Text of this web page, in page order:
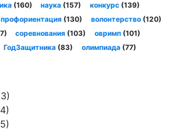
(160) наука (157) конкурс(139)
профориентация (130) волонтерство(120)
соревнования (103) овримп(101)
ГодЗащитника (83) олимпиада(77)